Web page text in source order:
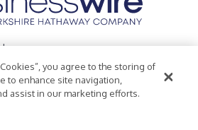
Policy
Accessibility Statement
you agree to the storing of
to enhance site navigation,
assist in our marketing efforts.